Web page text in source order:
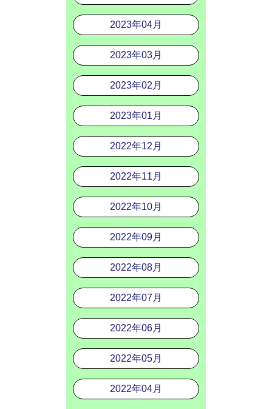
2023年04月
2023年03月
2023年02月
2023年01月
2022年12月
2022年11月
2022年10月
2022年09月
2022年08月
2022年07月
2022年06月
2022年05月
2022年04月